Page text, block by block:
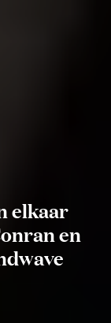
elkaar
en